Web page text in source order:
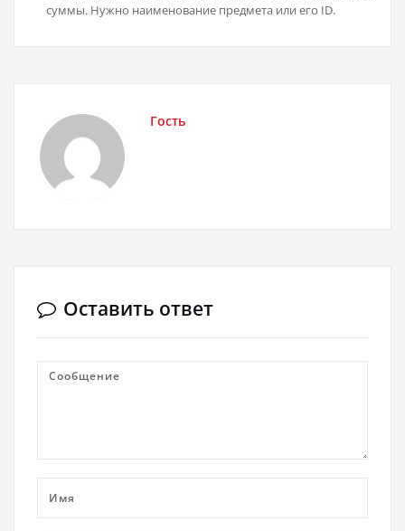
суммы. Нужно наименование предмета или его ID.
Гость
Оставить ответ